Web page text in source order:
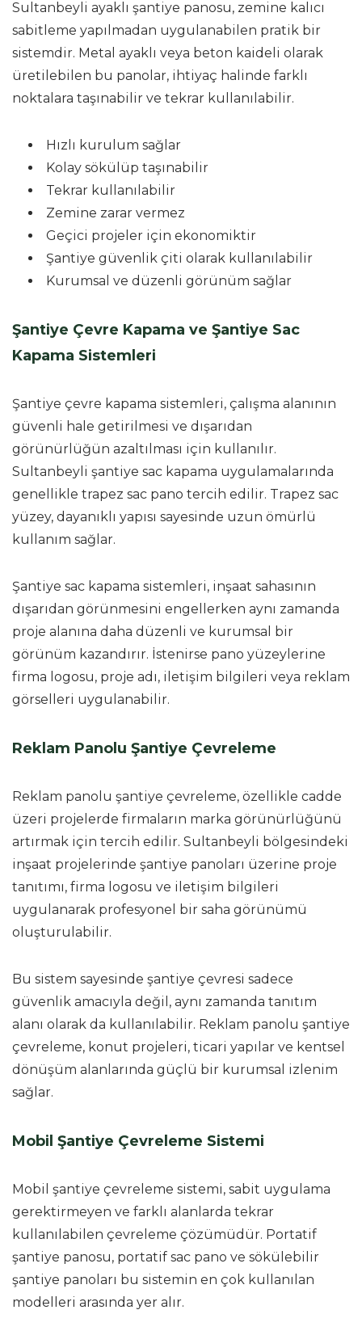
Sultanbeyli ayaklı şantiye panosu, zemine kalıcı
sabitleme yapılmadan uygulanabilen pratik bir
sistemdir. Metal ayaklı veya beton kaideli olarak
üretilebilen bu panolar, ihtiyaç halinde farklı
noktalara taşınabilir ve tekrar kullanılabilir.
Hızlı kurulum sağlar
Kolay sökülüp taşınabilir
Tekrar kullanılabilir
Zemine zarar vermez
Geçici projeler için ekonomiktir
Şantiye güvenlik çiti olarak kullanılabilir
Kurumsal ve düzenli görünüm sağlar
Şantiye Çevre Kapama ve Şantiye Sac
Kapama Sistemleri
Şantiye çevre kapama sistemleri, çalışma alanının
güvenli hale getirilmesi ve dışarıdan
görünürlüğün azaltılması için kullanılır.
Sultanbeyli şantiye sac kapama uygulamalarında
genellikle trapez sac pano tercih edilir. Trapez sac
yüzey, dayanıklı yapısı sayesinde uzun ömürlü
kullanım sağlar.
Şantiye sac kapama sistemleri, inşaat sahasının
dışarıdan görünmesini engellerken aynı zamanda
proje alanına daha düzenli ve kurumsal bir
görünüm kazandırır. İstenirse pano yüzeylerine
firma logosu, proje adı, iletişim bilgileri veya reklam
görselleri uygulanabilir.
Reklam Panolu Şantiye Çevreleme
Reklam panolu şantiye çevreleme, özellikle cadde
üzeri projelerde firmaların marka görünürlüğünü
artırmak için tercih edilir. Sultanbeyli bölgesindeki
inşaat projelerinde şantiye panoları üzerine proje
tanıtımı, firma logosu ve iletişim bilgileri
uygulanarak profesyonel bir saha görünümü
oluşturulabilir.
Bu sistem sayesinde şantiye çevresi sadece
güvenlik amacıyla değil, aynı zamanda tanıtım
alanı olarak da kullanılabilir. Reklam panolu şantiye
çevreleme, konut projeleri, ticari yapılar ve kentsel
dönüşüm alanlarında güçlü bir kurumsal izlenim
sağlar.
Mobil Şantiye Çevreleme Sistemi
Mobil şantiye çevreleme sistemi, sabit uygulama
gerektirmeyen ve farklı alanlarda tekrar
kullanılabilen çevreleme çözümüdür. Portatif
şantiye panosu, portatif sac pano ve sökülebilir
şantiye panoları bu sistemin en çok kullanılan
modelleri arasında yer alır.